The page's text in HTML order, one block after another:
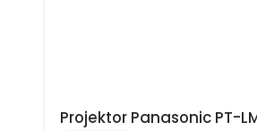
Projektor Panasonic PT-